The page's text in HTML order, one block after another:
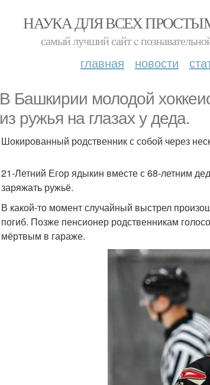
НАУКА ДЛЯ ВСЕХ
самый лучший сайт c
главная новости
В Башкирии молодой
из ружья на глазах у деда.
Шокированный родственник с собой через
21-Летний Егор ядыкин вместе с 68-летним
заряжать ружьё.
В какой-то момент случайный выстрел
погиб. Позже пенсионер родственникам
мёртвым в гараже.